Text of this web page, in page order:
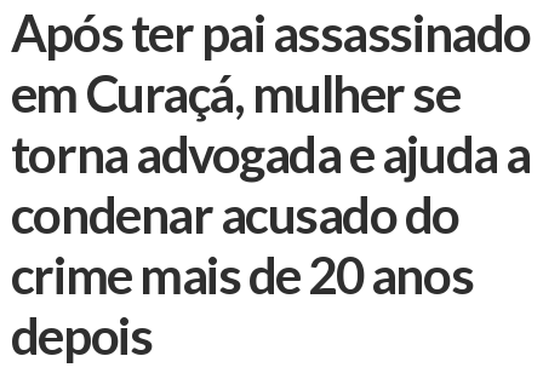
Após ter pai assassinado
em Curaçá, mulher se
torna advogada e ajuda a
condenar acusado do
crime mais de 20 anos
depois